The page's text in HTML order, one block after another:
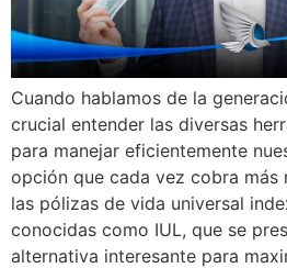
Cuando hablamos de la
crucial entender las diversas
para manejar eficientemente
opción que cada vez cobra más
las pólizas de vida universal
conocidas como IUL, que se
alternativa interesante para